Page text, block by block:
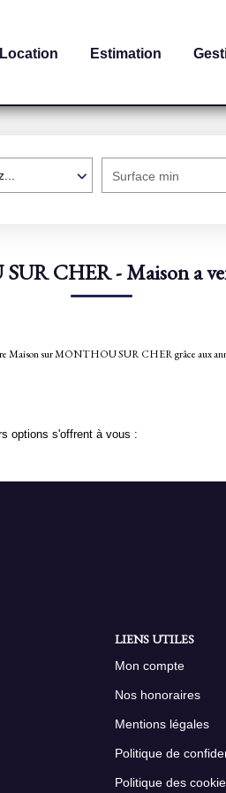
Location Estimation
Surface min
CHER - Maison a
Maison sur MONTHOU SUR CHER grâce
options s'offrent à vous :
LIENS UTILES
Mon compte
Nos honoraires
Mentions légales
Politique de
Politique des